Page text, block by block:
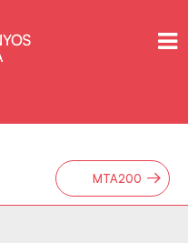
MTA200 →